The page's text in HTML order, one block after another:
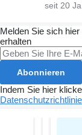
seit 20
Melden Sie sich
erhalten
Abonnieren
Indem Sie hier